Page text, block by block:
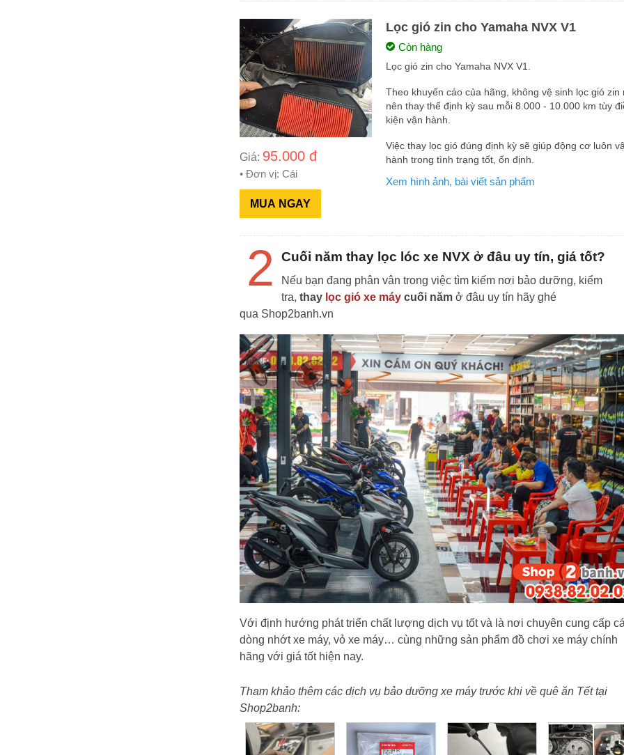
Giá: 95.000 đ
• Đơn vị: Cái
MUA NGAY
Lọc gió zin cho Yamaha NVX V1
Còn hàng
Lọc gió zin cho Yamaha NVX V1.
Theo khuyến cáo của hãng, không vệ sinh lọc gió zin
nên thay thế định kỳ sau mỗi 8.000 - 10.000 km tùy
kiện vận hành.
Việc thay lọc gió đúng định kỳ sẽ giúp động cơ luôn
hành trong tình trạng tốt, ổn định.
Xem hình ảnh, bài viết sản phẩm
2 Cuối năm thay lọc lóc xe NVX ở đâu uy tín, giá tốt?
Nếu bạn đang phân vân trong việc tìm kiếm nơi bảo dưỡng, kiểm
tra, thay lọc gió xe máy cuối năm ở đâu uy tín hãy ghé
qua Shop2banh.vn
Với định hướng phát triển chất lượng dịch vụ tốt và là nơi chuyên cung cấp
dòng nhớt xe máy, vỏ xe máy… cùng những sản phẩm đồ chơi xe máy chính
hãng với giá tốt hiện nay.
Tham khảo thêm các dịch vụ bảo dưỡng xe máy trước khi về quê ăn Tết tại
Shop2banh: